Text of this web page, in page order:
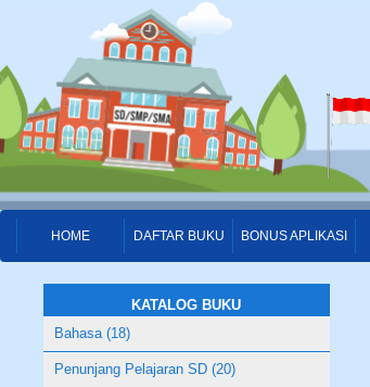
HOME DAFTAR BUKU BONUS APLIKASI
KATALOG BUKU
Bahasa (18)
Penunjang Pelajaran SD (20)